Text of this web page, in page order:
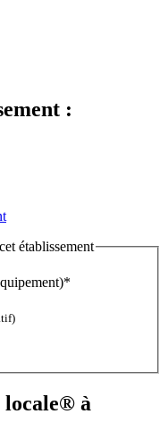
:
établissement
locale® à